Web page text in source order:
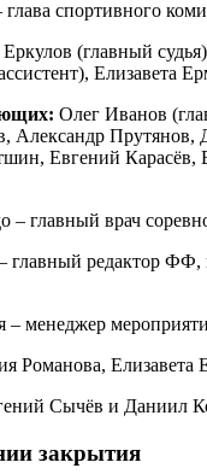
спортивного
(главный
Елизавета
Олег Иванов
Александр Прутянов,
Евгений Карасёв,
– главный врач
главный редактор ФФ,
– менеджер
Романова, Елизавета
Сычёв и Даниил
закрытия